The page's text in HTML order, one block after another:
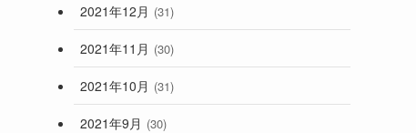
2021年12月 (31)
2021年11月 (30)
2021年10月 (31)
2021年9月 (30)